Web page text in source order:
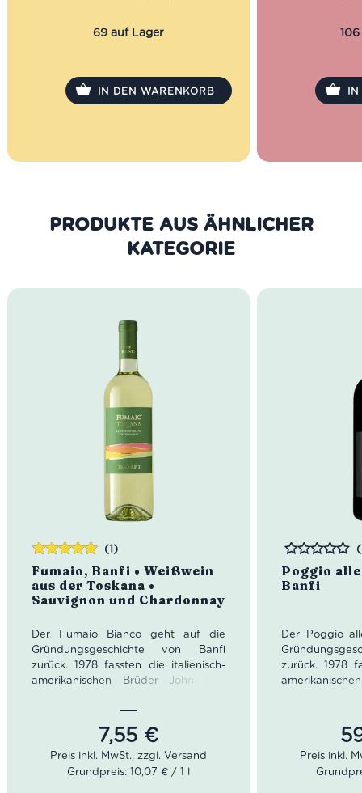
Knoblauch und Zitrone.
69 auf Lager
IN DEN WARENKORB
von
Werke,
Generation.
IN
PRODUKTE AUS DER GLEICHEN
KATEGORIE
Fumaio, Banfi • Weißwein
aus der Toskana •
Sauvignon und Chardonnay
(1)
Der Fumaio Bianco geht auf die
Gründungsgeschichte von Banfi
zurück. 1978 fassten die italienisch-
amerikanischen Brüder John und
gemeinsames Weingut zu gründen.
Die beiden Brüder hatten von
Beginn an die Vorstellung eines
hochmodernen Weinguts. Der
renommierte Önologe Enzio Rivella
7,55 €
Bewertet
mit5.00 von
5
Grundpreis: 10,07 € / 1 l
Poggio
Banfi
Bewertet
Der Poggio
zurück. 1978
Die beiden
Beginn an
renommierte